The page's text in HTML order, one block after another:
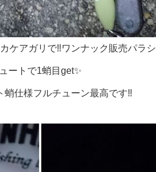
ケアガリで‼ワンナック販売パラシ
ュートで1蛸目get✨
蛸仕様フルチューン最高です‼